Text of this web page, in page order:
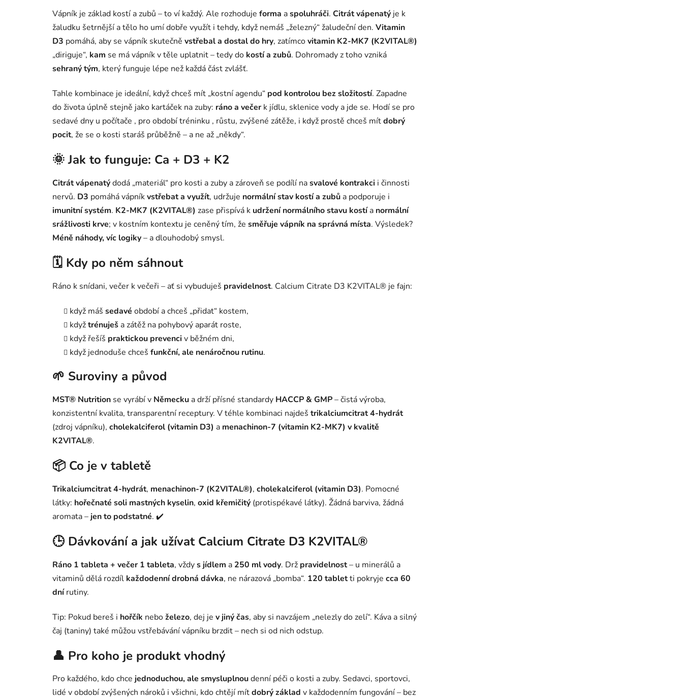
Vápník je základ kostí a zubů – to ví každý. Ale rozhoduje forma aspoluhráči. Citrát vápenatý je k
žaludku šetrnější a tělo ho umí dobře využít i tehdy, když nemáš „železný“ žaludeční den. Vitamin
D3 pomáhá, aby se vápník skutečně vstřebal a dostal do hry, zatímcovitamin K2-MK7 (K2VITAL®)
„diriguje“, kam se má vápník v těle uplatnit – tedy do kostí a zubů. Dohromady z toho vzniká
sehraný tým, který funguje lépe než každá část zvlášť.
Tahle kombinace je ideální, když chceš mít „kostní agendu“ pod kontrolou bez složitostí. Zapadne
do života úplně stejně jako kartáček na zuby: ráno a večer k jídlu, sklenice vody a jde se. Hodí se pro
sedavé dny u počítače , pro období tréninku , růstu, zvýšené zátěže, i když prostě chceš mítdobrý
pocit, že se o kosti staráš průběžně – a ne až „někdy“.
🌞 Jak to funguje: Ca + D3 + K2
Citrát vápenatýdodá „materiál“ pro kosti a zuby a zároveň se podílí nasvalové kontrakci i činnosti
nervů. D3 pomáhá vápníkvstřebat a využít, udržuje normální stav kostí a zubů a podporuje i
imunitní systém. K2-MK7 (K2VITAL®) zase přispívá k udržení normálního stavu kostía normální
srážlivosti krve; v kostním kontextu je ceněný tím, že směřuje vápník na správná místa. Výsledek?
Méně náhody, víc logiky– a dlouhodobý smysl.
🗓️ Kdy po něm sáhnout
Ráno k snídani, večer k večeři – ať si vybuduješ pravidelnost. Calcium Citrate D3 K2VITAL® je fajn:
když máš sedavé období a chceš „přidat“ kostem,
kdyžtrénuješ a zátěž na pohybový aparát roste,
když řešíš praktickou prevenciv běžném dni,
když jednoduše chceš funkční, ale nenáročnou rutinu.
🌱 Suroviny a původ
MST® Nutrition se vyrábí v Německu a drží přísné standardy HACCP & GMP– čistá výroba,
konzistentní kvalita, transparentní receptury. V téhle kombinaci najdeš trikalciumcitrat 4-hydrát
(zdroj vápníku), cholekalciferol (vitamin D3) a menachinon-7 (vitamin K2-MK7) v kvalitě
K2VITAL®.
📦 Co je v tabletě
Trikalciumcitrat 4-hydrát, menachinon-7 (K2VITAL®), cholekalciferol (vitamin D3). Pomocné
látky: hořečnaté soli mastných kyselin, oxid křemičitý (protispékavé látky). Žádná barviva, žádná
aromata – jen to podstatné. ✔️
🕒 Dávkování a jak užívat Calcium Citrate D3 K2VITAL®
Ráno 1 tableta + večer 1 tableta, vždys jídlem a 250 ml vody. Drž pravidelnost– u minerálů a
vitaminů dělá rozdíl každodenní drobná dávka, ne nárazová „bomba“. 120 tabletti pokryje cca 60
dnírutiny.
Tip: Pokud bereš i hořčík neboželezo, dej je v jiný čas, aby si navzájem „nelezly do zelí“. Káva a silný
čaj (taniny) také můžou vstřebávání vápníku brzdit – nech si od nich odstup.
👤 Pro koho je produkt vhodný
Pro každého, kdo chcejednoduchou, ale smysluplnoudenní péči o kosti a zuby. Sedavci, sportovci,
lidé v období zvýšených nároků i všichni, kdo chtějí mítdobrý základ v každodenním fungování – bez